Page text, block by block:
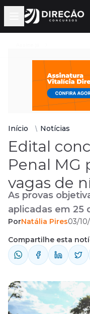
Open main menu
Início Notícias
Edital
Penal MG
vagas de
As provas objetivas e de redação
aplicadas em 25
PorNatália Pires03/
Compartilhe esta